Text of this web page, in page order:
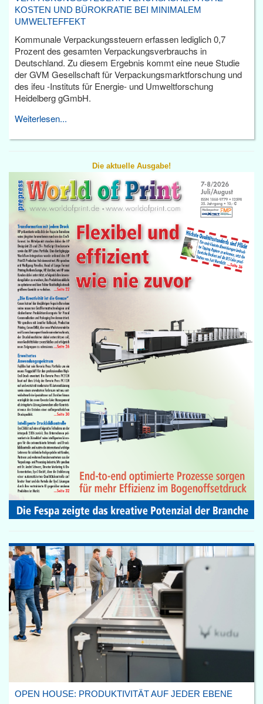
KOSTEN UND BÜROKRATIE BEI MINIMALEM
UMWELTEFFEKT
Kommunale Verpackungssteuern erfassen lediglich 0,7
Prozent des gesamten Verpackungsverbrauchs in
Deutschland. Zu diesem Ergebnis kommt eine neue Studie
der GVM Gesellschaft für Verpackungsmarktforschung und
des ifeu -Instituts für Energie- und Umweltforschung
Heidelberg gGmbH.
Weiterlesen...
Die aktuelle Ausgabe!
OPEN HOUSE: PRODUKTIVITÄT AUF JEDER EBENE